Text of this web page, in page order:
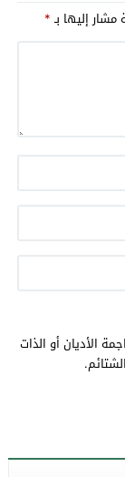
مشار إليها بـ*
الأديان أو الذات